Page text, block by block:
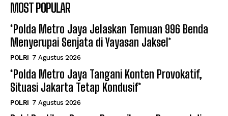
MOST POPULAR
*Polda Metro Jaya Jelaskan Temuan 996 Benda
Menyerupai Senjata di Yayasan Jaksel*
POLRI 7 Agustus 2026
*Polda Metro Jaya Tangani Konten Provokatif,
Situasi Jakarta Tetap Kondusif*
POLRI 7 Agustus 2026